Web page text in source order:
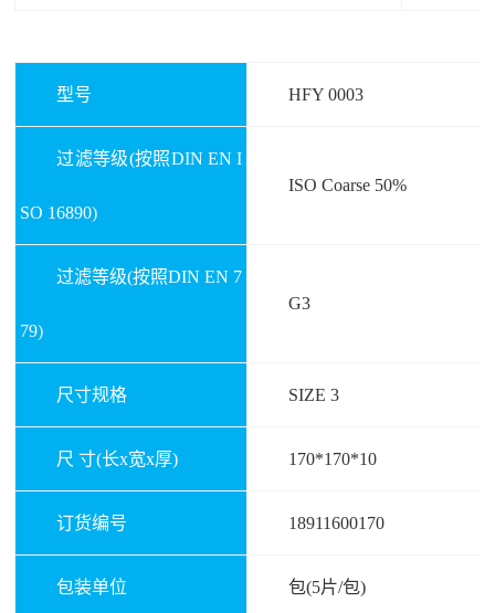
型号 HFY 0003
过滤等级(按照DIN EN I
SO 16890)
ISO Coarse 50%
过滤等级(按照DIN EN 7
79)
G3
尺寸规格 SIZE 3
尺 寸(长x宽x厚) 170*170*10
订货编号 18911600170
包装单位 包(5片/包)